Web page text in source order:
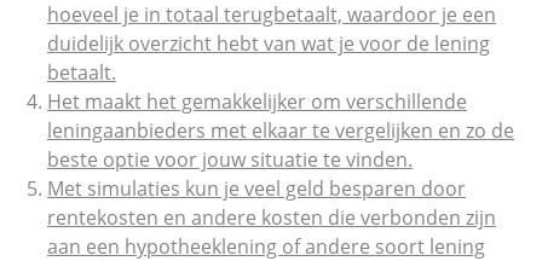
hoeveel je in totaal terugbetaalt, waardoor je een
duidelijk overzicht hebt van wat je voor de lening
betaalt.
Het maakt het gemakkelijker om verschillende
leningaanbieders met elkaar te vergelijken en zo de
beste optie voor jouw situatie te vinden.
Met simulaties kun je veel geld besparen door
rentekosten en andere kosten die verbonden zijn
aan een hypotheeklening of andere soort lening